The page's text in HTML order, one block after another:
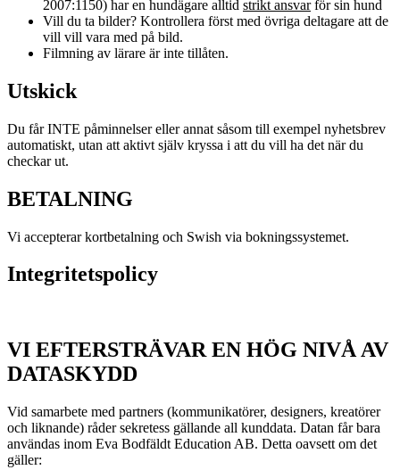
2007:1150) har en hundägare alltid strikt ansvarför sin hund
Vill du ta bilder? Kontrollera först med övriga deltagare att de
vill vill vara med på bild.
Filmning av lärare är inte tillåten.
Utskick
Du får INTE påminnelser eller annat såsom till exempel nyhetsbrev
automatiskt, utan att aktivt själv kryssa i att du vill ha det när du
checkar ut.
BETALNING
Vi accepterar kortbetalning och Swish via bokningssystemet.
Integritetspolicy
VI EFTERSTRÄVAR EN HÖG NIVÅ AV
DATASKYDD
Vid samarbete med partners (kommunikatörer, designers, kreatörer
och liknande) råder sekretess gällande all kunddata. Datan får bara
användas inom Eva Bodfäldt Education AB. Detta oavsett om det
gäller: